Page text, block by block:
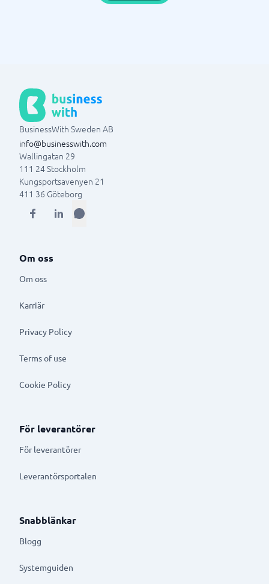
BusinessWith Sweden AB
info@businesswith.com
Wallingatan 29
111 24Stockholm
Kungsportsavenyen 21
411 36 Göteborg
Om oss
Om oss
Karriär
Privacy Policy
Terms of use
Cookie Policy
För leverantörer
För leverantörer
Leverantörsportalen
Snabblänkar
Blogg
Systemguiden